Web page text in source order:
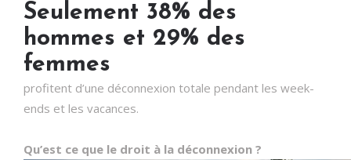
Seulement 38% des
hommes et 29% des
femmes
profitent d’une déconnexion totale pendant les week-
ends et les vacances.
Qu’est ce que le droit à la déconnexion ?